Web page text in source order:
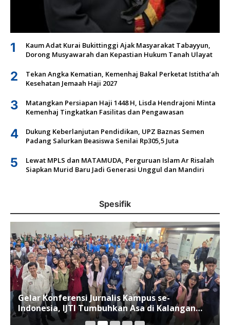
1
Kaum Adat Kurai Bukittinggi Ajak Masyarakat Tabayyun,
Dorong Musyawarah dan Kepastian Hukum Tanah Ulayat
2
Tekan Angka Kematian, Kemenhaj Bakal Perketat Istitha’ah
Kesehatan Jemaah Haji 2027
3
Matangkan Persiapan Haji 1448 H, Lisda Hendrajoni Minta
Kemenhaj Tingkatkan Fasilitas dan Pengawasan
4
Dukung Keberlanjutan Pendidikan, UPZ Baznas Semen
Padang Salurkan Beasiswa Senilai Rp305,5 Juta
5
Lewat MPLS dan MATAMUDA, Perguruan Islam Ar Risalah
Siapkan Murid Baru Jadi Generasi Unggul dan Mandiri
Spesifik
Gelar Konferensi Jurnalis Kampus se-
Indonesia, IJTI Tumbuhkan Asa di Kalangan
Jurnalis Muda di Era Disruspi Digital